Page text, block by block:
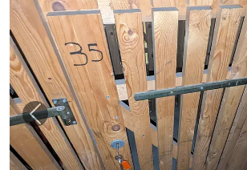
Vorheriges Bild für "0.61m2